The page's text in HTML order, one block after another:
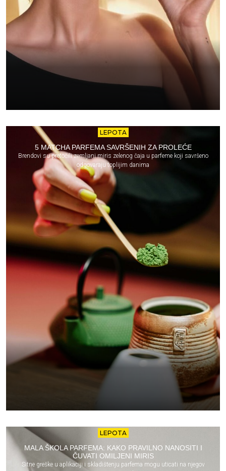
LEPOTA
5 MATCHA PARFEMA SAVRŠENIH ZA PROLEĆE
Brendovi su pretočili zemljani miris zelenog čaja u parfeme koji savršeno
odgovaraju toplijim danima
LEPOTA
MALA ŠKOLA PARFEMA: KAKO PRAVILNO NANOSITI I
ČUVATI OMILJENI MIRIS
Sitne greške u aplikaciji i skladištenju parfema mogu uticati na njegov